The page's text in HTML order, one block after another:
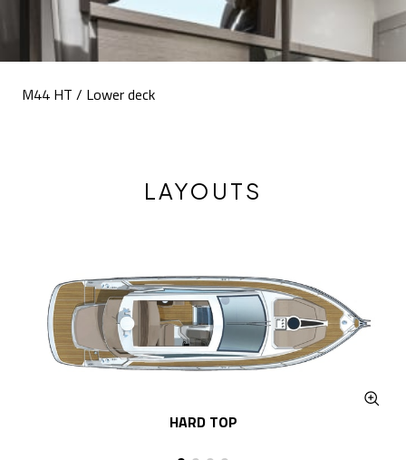
M44 HT / Lower deck
LAYOUTS
HARD TOP